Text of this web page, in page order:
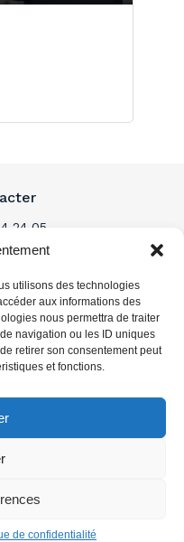
utilisons des technologies
aux informations des
nous permettra de traiter
navigation ou les ID uniques
retirer son consentement peut
et fonctions.
de confidentialité
louer
acheter
24 05